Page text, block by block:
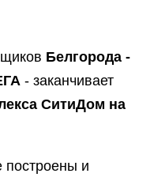
Белгорода -
- заканчивает
СитиДом на
и